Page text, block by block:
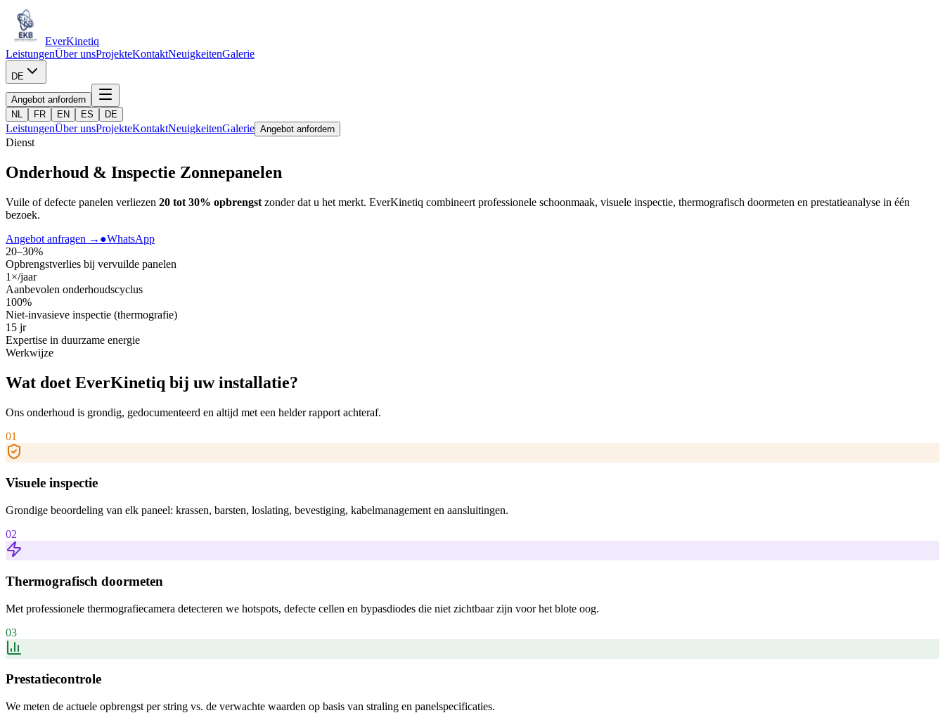
EverKinetiq
LeistungenÜber unsProjekteKontaktNeuigkeitenGalerie
DE
Angebot anfordern
NL
FR EN ES DE
LeistungenÜber unsProjekteKontaktNeuigkeitenGalerie Angebot anfordern
Dienst
Onderhoud & Inspectie Zonnepanelen
Vuile of defecte panelen verliezen 20 tot 30% opbrengst zonder dat u het merkt. EverKinetiq combineert professionele schoonmaak, visuele inspectie, thermografisch doormeten en prestatieanalyse in één
bezoek.
Angebot anfragen → ●WhatsApp
20–30%
Opbrengstverlies bij vervuilde panelen
1×/jaar
Aanbevolen onderhoudscyclus
100%
Niet-invasieve inspectie (thermografie)
15 jr
Expertise in duurzame energie
Werkwijze
Wat doet EverKinetiq bij uw installatie?
Ons onderhoud is grondig, gedocumenteerd en altijd met een helder rapport achteraf.
01
Visuele inspectie
Grondige beoordeling van elk paneel: krassen, barsten, loslating, bevestiging, kabelmanagement en aansluitingen.
02
Thermografisch doormeten
Met professionele thermografiecamera detecteren we hotspots, defecte cellen en bypasdiodes die niet zichtbaar zijn voor het blote oog.
03
Prestatiecontrole
We meten de actuele opbrengst per string vs. de verwachte waarden op basis van straling en panelspecificaties.